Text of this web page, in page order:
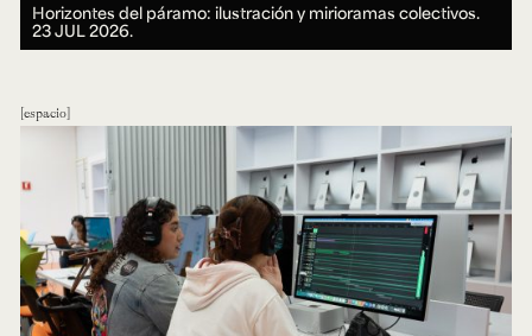
Horizontes del páramo: ilustración y mirioramas colectivos.
23 JUL 2026.
espacio